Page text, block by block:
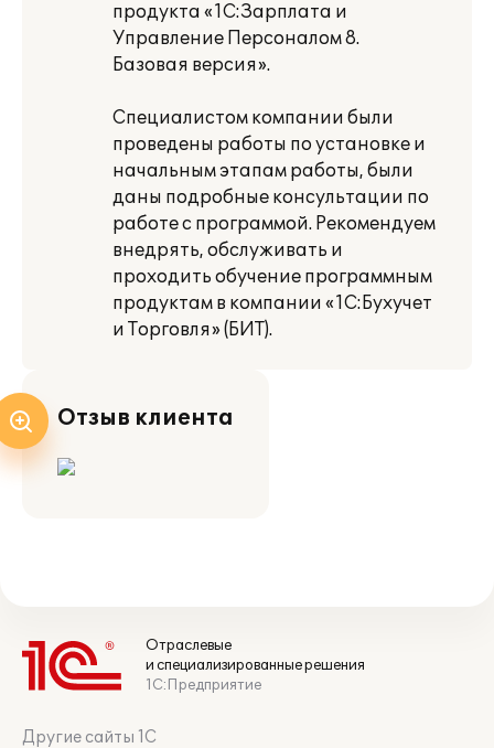
продукта «1С:Зарплата и
Управление Персоналом 8.
Базовая версия».
Специалистом компании были
проведены работы по установке и
начальным этапам работы, были
даны подробные консультации по
работе с программой. Рекомендуем
внедрять, обслуживать и
проходить обучение программным
продуктам в компании «1С:Бухучет
и Торговля» (БИТ).
Отзыв клиента
Отраслевые
и специализированные решения
1С:Предприятие
Другие сайты 1С